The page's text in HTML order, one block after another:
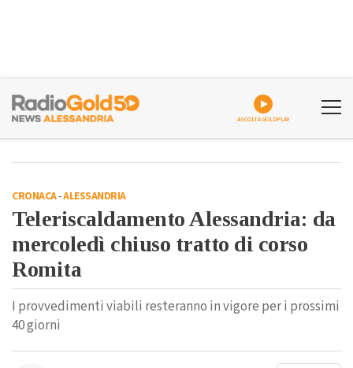
ASCOLTA GOLDPLAY
CRONACA-ALESSANDRIA
Teleriscaldamento Alessandria: da
mercoledì chiuso tratto di corso
Romita
I provvedimenti viabili resteranno in vigore per i prossimi
40 giorni